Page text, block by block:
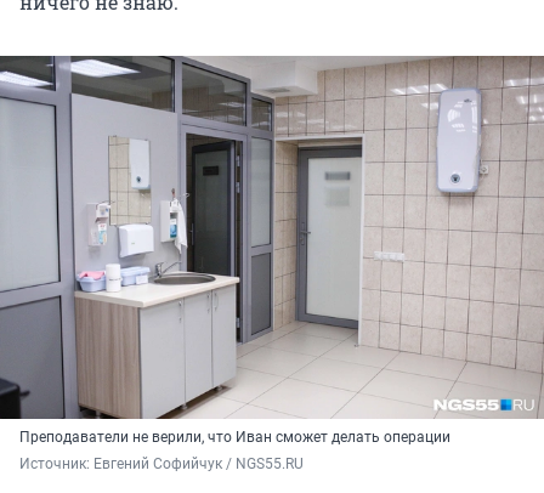
Преподаватели не верили, что Иван сможет делать операции
Источник: Евгений Софийчук / NGS55.RU